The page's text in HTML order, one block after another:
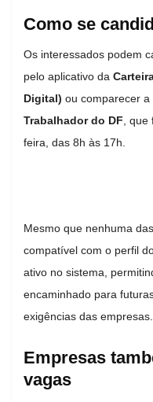
Como se
Os interessados podem
pelo aplicativo da
Digital) ou comparecer a
Trabalhador do DF ,
feira, das 8h às 17h.
Mesmo que nenhuma
compatível com o perfil
ativo no sistema,
encaminhado para
exigências das empresas.
Empresas
vagas